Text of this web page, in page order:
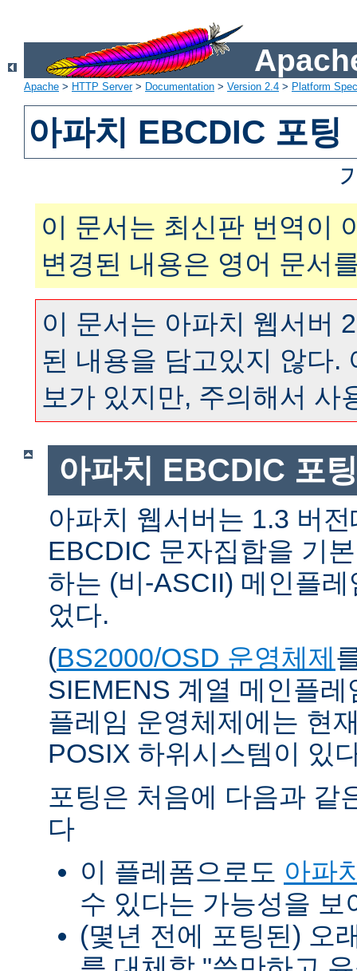
Apache > HTTP Server> Documentation > Version 2.4 > Platform
아파치 EBCDIC 포팅
이 문서는 최신판 번역이
변경된 내용은 영어 문서
이 문서는 아파치 웹서버
된 내용을 담고있지 않다.
보가 있지만, 주의해서 사
아파치 EBCDIC 포
아파치 웹서버는 1.3 버
EBCDIC 문자집합을 기
하는 (비-ASCII) 메인플
었다.
(BS2000/OSD 운영체제
SIEMENS 계열 메인플
플레임 운영체제에는 현
POSIX 하위시스템이 있
포팅은 처음에 다음과 같
다
이 플레폼으로도 아파
수 있다는 가능성을 보
(몇년 전에 포팅된) 오